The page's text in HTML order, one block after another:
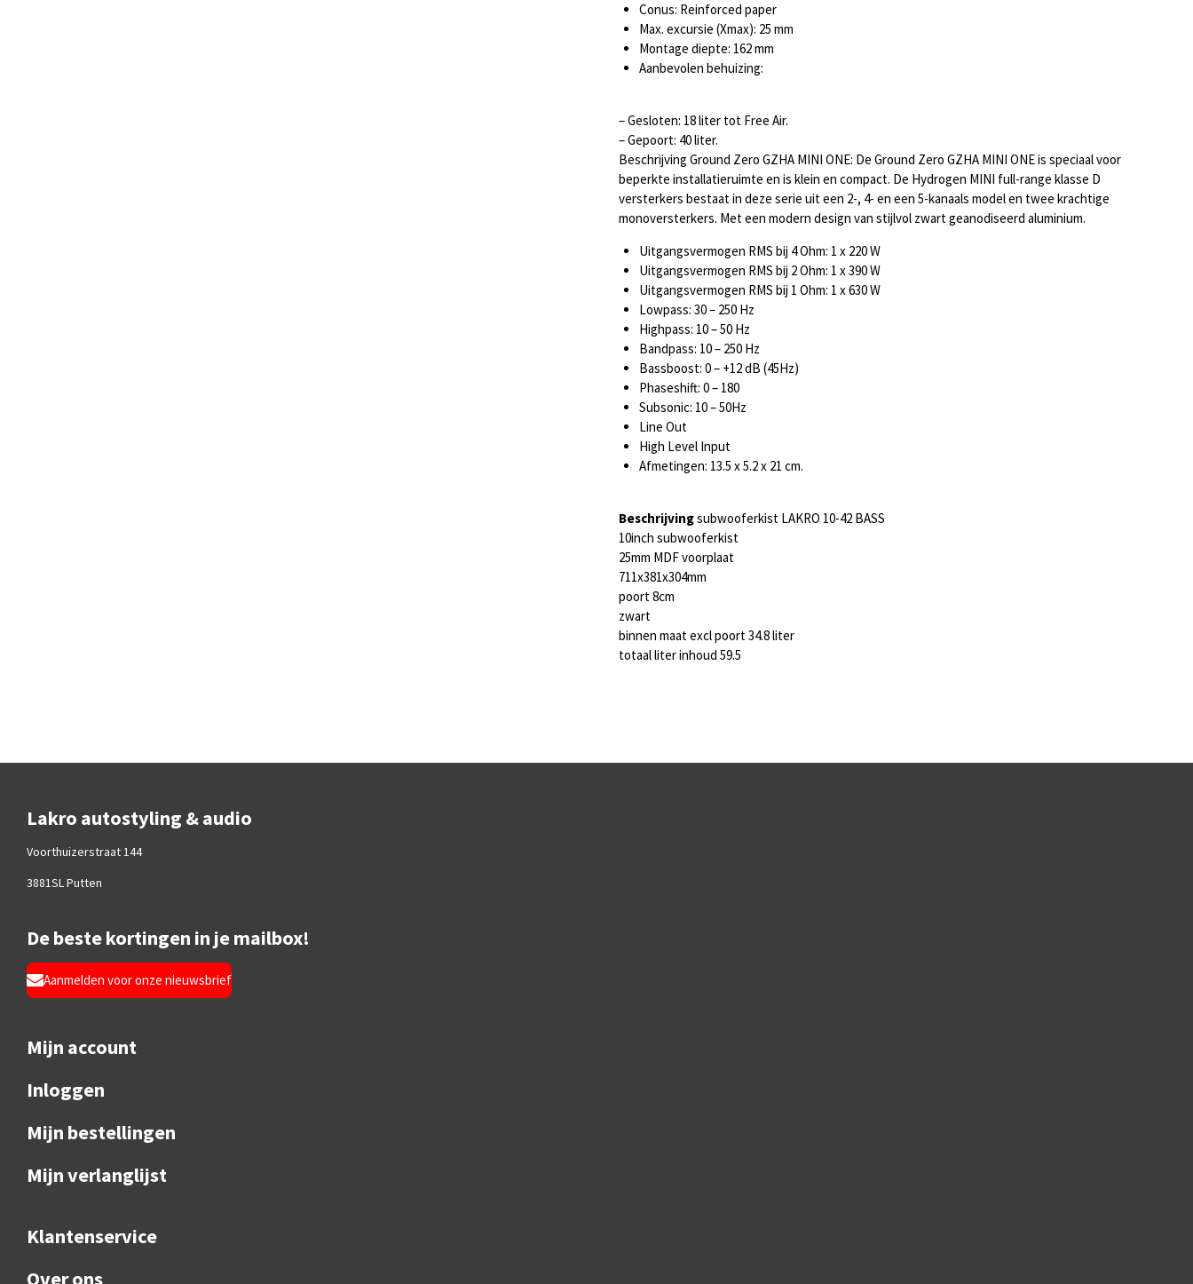
Conus: Reinforced paper
Max. excursie (Xmax): 25 mm
Montage diepte: 162 mm
Aanbevolen behuizing:
– Gesloten: 18 liter tot Free Air.
– Gepoort: 40 liter.
Beschrijving Ground Zero GZHA MINI ONE: De Ground Zero GZHA MINI ONE is speciaal voor
beperkte installatieruimte en is klein en compact. De Hydrogen MINI full-range klasse D
versterkers bestaat in deze serie uit een 2-, 4- en een 5-kanaals model en twee krachtige
monoversterkers. Met een modern design van stijlvol zwart geanodiseerd aluminium.
Uitgangsvermogen RMS bij 4 Ohm: 1 x 220 W
Uitgangsvermogen RMS bij 2 Ohm: 1 x 390 W
Uitgangsvermogen RMS bij 1 Ohm: 1 x 630 W
Lowpass: 30 – 250 Hz
Highpass: 10 – 50 Hz
Bandpass: 10 – 250 Hz
Bassboost: 0 – +12 dB (45Hz)
Phaseshift: 0 – 180
Subsonic: 10 – 50Hz
Line Out
High Level Input
Afmetingen: 13.5 x 5.2 x 21 cm.
Beschrijvingsubwooferkist LAKRO 10-42 BASS
10inch subwooferkist
25mm MDF voorplaat
711x381x304mm
poort 8cm
zwart
binnen maat excl poort 34.8 liter
totaal liter inhoud 59.5
Lakro autostyling & audio
Voorthuizerstraat 144
3881SL Putten
De beste kortingen in je mailbox!
Aanmelden voor onze nieuwsbrief
Mijn account
Inloggen
Mijn bestellingen
Mijn verlanglijst
Klantenservice
Over ons